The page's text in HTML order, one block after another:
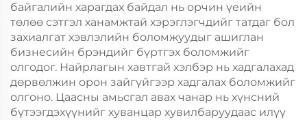
байгалийн харагдах байдал нь орчин үеийн
төлөө сэтгэл ханамжтай хэрэглэгчдийг татдаг бол
захиалгат хэвлэлийн боломжуудыг ашиглан
бизнесийн брэндийг бүртгэх боломжийг
олгодог. Найрлагын хавтгай хэлбэр нь хадгалахад
дөрвөлжин орон зайгүйгээр хадгалах боломжийг
олгоно. Цаасны амьсгал авах чанар нь хүнсний
бүтээгдэхүүнийг хуванцар хувилбаруудаас илүү